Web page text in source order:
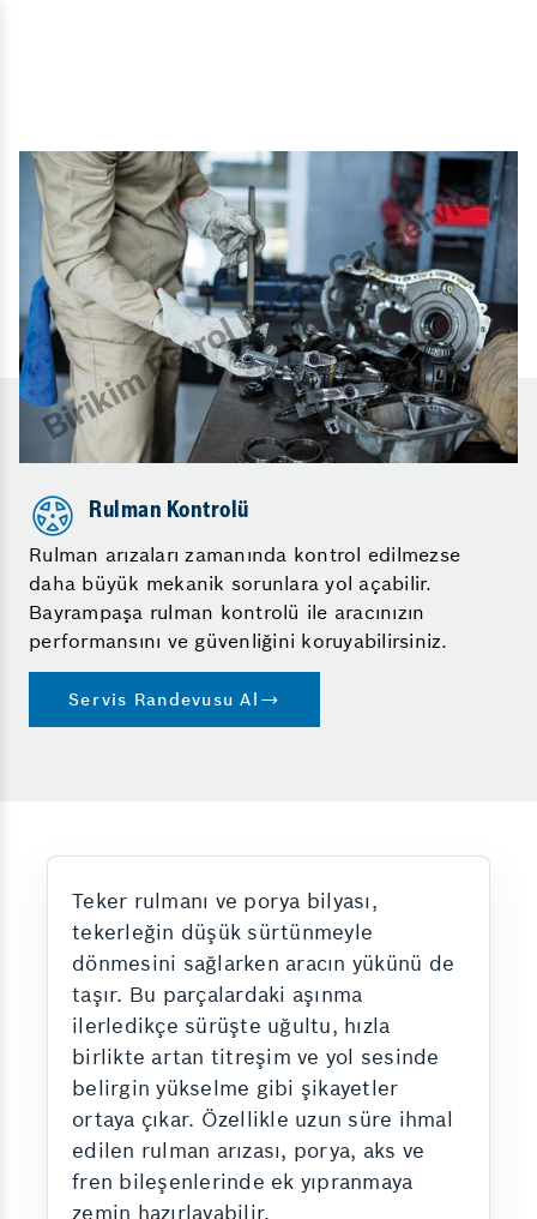
Rulman Kontrolü
Rulman arızaları zamanında kontrol edilmezse
daha büyük mekanik sorunlara yol açabilir.
Bayrampaşa rulman kontrolü ile aracınızın
performansını ve güvenliğini koruyabilirsiniz.
Servis Randevusu Al
Teker rulmanı ve porya bilyası,
tekerleğin düşük sürtünmeyle
dönmesini sağlarken aracın yükünü de
taşır. Bu parçalardaki aşınma
ilerledikçe sürüşte uğultu, hızla
birlikte artan titreşim ve yol sesinde
belirgin yükselme gibi şikayetler
ortaya çıkar. Özellikle uzun süre ihmal
edilen rulman arızası, porya, aks ve
fren bileşenlerinde ek yıpranmaya
zemin hazırlayabilir.